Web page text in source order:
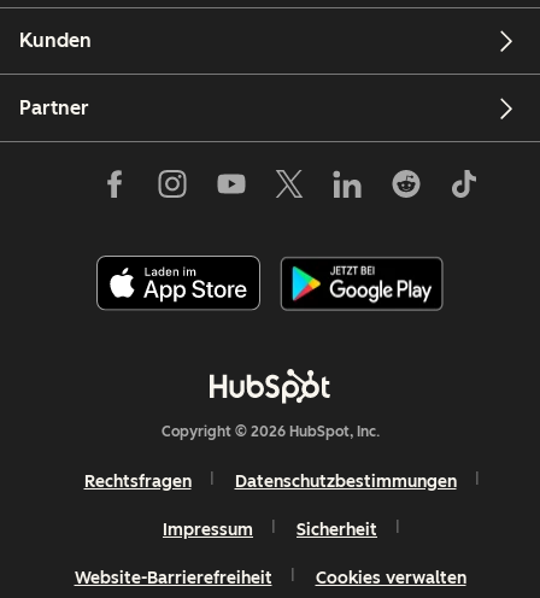
Kunden
Partner
Copyright © 2026 HubSpot, Inc.
Rechtsfragen Datenschutzbestimmungen
Impressum Sicherheit
Website-Barrierefreiheit Cookies verwalten